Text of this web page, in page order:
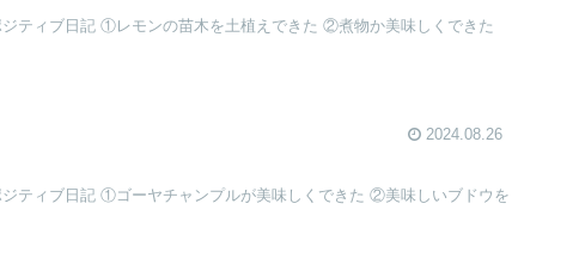
ティブ日記 ①レモンの苗木を土植えできた ②煮物か美味しくできた
2024.08.26
ティブ日記 ①ゴーヤチャンプルが美味しくできた ②美味しいブドウを